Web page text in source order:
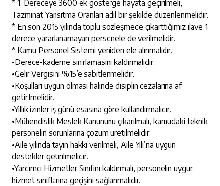
* 1. Dereceye 3600 ek gösterge hayata geçirilmeli,
Tazminat Yansıtma Oranları adil bir şekilde düzenlenmelidir.
* En son 2015 yılında toplu sözleşmede çıkarttığımız ilave 1
derece yararlanamayan personele de verilmelidir.
* Kamu Personel Sistemi yeniden ele alınmalıdır.
•​Derece-kademe sınırlamasını kaldırmalıdır.
•​Gelir Vergisini %15’e sabitlenmelidir.
•​Koşulları uygun olması halinde disiplin cezalarına af
getirilmelidir.
•​Yıllık izinler iş günü esasına göre kullandırmalıdır.
•​Mühendislik Meslek Kanununu çıkarılmalı, kamudaki teknik
personelin sorunlarına çözüm üretilmelidir.
•​Aile yılında tayin hakkı verilmeli, Aile Yılı’na uygun
destekler getirilmelidir.
•​Yardımcı Hizmetler Sınıfını kaldırmalı, personelin uygun
hizmet sınıflarına geçişini sağlanmalıdır.